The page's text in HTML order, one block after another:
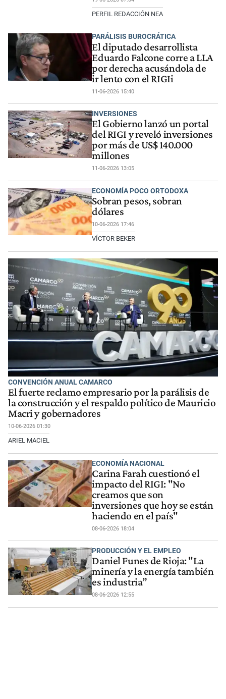
PERFIL REDACCIÓN NEA
PARÁLISIS BUROCRÁTICA
El diputado desarrollista
Eduardo Falcone corre a LLA
por derecha acusándola de
ir lento con el RIGIi
11-06-2026 15:40
INVERSIONES
El Gobierno lanzó un portal
del RIGI y reveló inversiones
por más de US$ 140.000
millones
11-06-2026 13:05
ECONOMÍA POCO ORTODOXA
Sobran pesos, sobran
dólares
10-06-2026 17:46
VÍCTOR BEKER
CONVENCIÓN ANUAL CAMARCO
El fuerte reclamo empresario por la parálisis de
la construcción y el respaldo político de Mauricio
Macri y gobernadores
10-06-2026 01:30
ARIEL MACIEL
ECONOMÍA NACIONAL
Carina Farah cuestionó el
impacto del RIGI: "No
creamos que son
inversiones que hoy se están
haciendo en el país"
08-06-2026 18:04
PRODUCCIÓN Y EL EMPLEO
Daniel Funes de Rioja: "La
minería y la energía también
es industria”
08-06-2026 12:55